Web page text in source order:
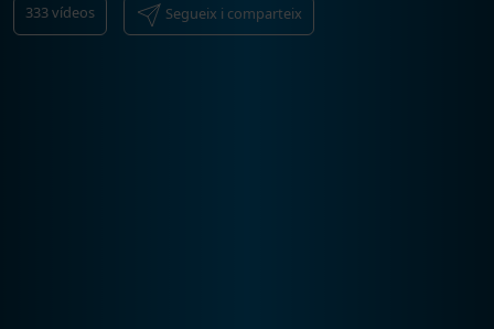
333vídeos Segueix i comparteix